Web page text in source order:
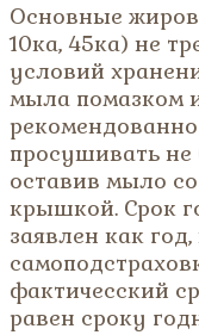
Основные
10ка, 45ка) не
условий
мыла помазком
просушивать не
оставив мыло
крышкой. Срок
заявлен как
фактичесский
равен сроку